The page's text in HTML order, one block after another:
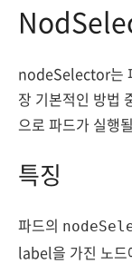
nodeSelector는
장 기본적인 방법
으로 파드가 실행
특징
파드의
label을 가진 노드